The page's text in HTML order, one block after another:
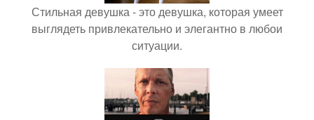
Стильная девушка - это девушка, которая умеет
выглядеть привлекательно и элегантно в любои
ситуации.